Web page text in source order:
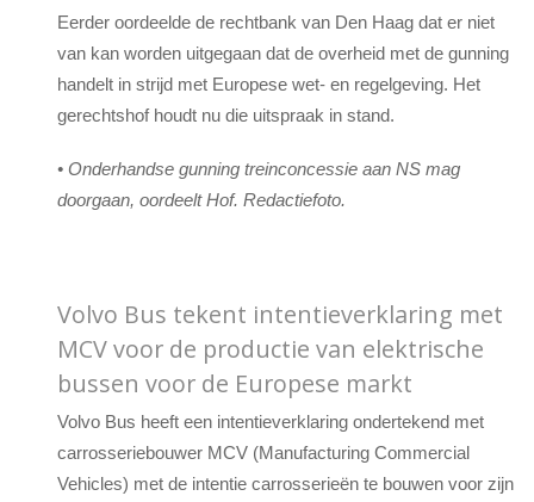
Eerder oordeelde de rechtbank van Den Haag dat er niet
van kan worden uitgegaan dat de overheid met de gunning
handelt in strijd met Europese wet- en regelgeving. Het
gerechtshof houdt nu die uitspraak in stand.
• Onderhandse gunning treinconcessie aan NS mag
doorgaan, oordeelt Hof. Redactiefoto.
Volvo Bus tekent intentieverklaring met
MCV voor de productie van elektrische
bussen voor de Europese markt
Volvo Bus heeft een intentieverklaring ondertekend met
carrosseriebouwer MCV (Manufacturing Commercial
Vehicles) met de intentie carrosserieën te bouwen voor zijn